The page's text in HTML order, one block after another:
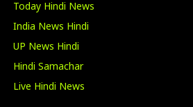
Today Hindi News
India News Hindi
UP News Hindi
Hindi Samachar
Live Hindi News